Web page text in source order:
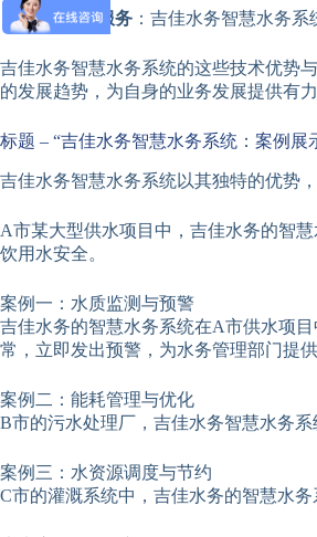
云平台服务 ：吉佳水务智慧水务
吉佳水务智慧水务系统的这些技术优势
的发展趋势，为自身的业务发展提供有力
标题 – “吉佳水务智慧水务系统：案例展
吉佳水务智慧水务系统以其独特的优势
A市某大型供水项目中，吉佳水务的智
饮用水安全。
案例一：水质监测与预警
吉佳水务的智慧水务系统在A市供水项
常，立即发出预警，为水务管理部门提
案例二：能耗管理与优化
B市的污水处理厂，吉佳水务智慧水务
案例三：水资源调度与节约
C市的灌溉系统中，吉佳水务的智慧水